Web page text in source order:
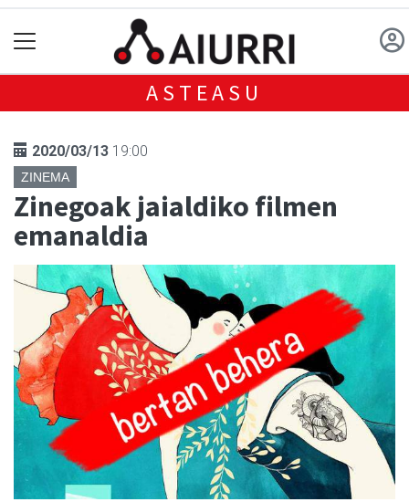
ASTEASU
2020/03/13 19:00
ZINEMA
Zinegoak jaialdiko filmen
emanaldia